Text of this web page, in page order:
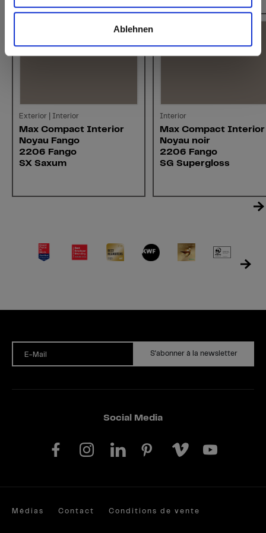
Ablehnen
Exterior | Interior
Max Compact Interior
Noyau Fango
2206 Fango
SX Saxum
Interior
Max Compact Interior
Noyau noir
2206 Fango
SG Supergloss
E-Mail S'abonner à la newsletter
Social Media
Médias Contact Conditions de vente